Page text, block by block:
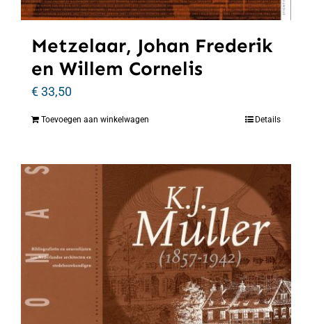
Metzelaar, Johan Frederik
en Willem Cornelis
€33,50
Toevoegen aan winkelwagen Details